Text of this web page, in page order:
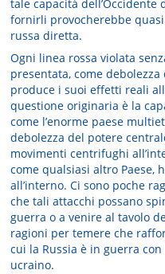
tale capacità
fornirli provocherebbe
russa diretta.
Ogni linea rossa violata
presentata, come
produce i suoi effetti reali
questione originaria è la
come l’enorme paese
debolezza del potere
movimenti centrifughi
come qualsiasi altro Paese,
all’interno. Ci sono poche
che tali attacchi possano
guerra o a venire al tavolo
ragioni per temere che
cui la Russia è in guerra
ucraino.